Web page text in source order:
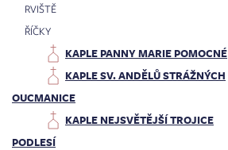
RVIŠTĚ
ŘÍČKY
KAPLE PANNY MARIE POMOCNÉ
KAPLE SV. ANDĚLŮ STRÁŽNÝCH
OUCMANICE
KAPLE NEJSVĚTĚJŠÍ TROJICE
PODLESÍ